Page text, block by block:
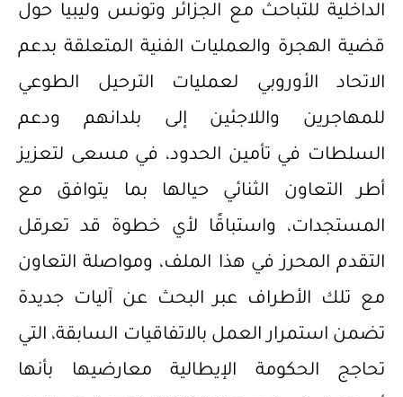
الداخلية للتباحث مع الجزائر وتونس وليبيا حول
قضية الهجرة والعمليات الفنية المتعلقة بدعم
الاتحاد الأوروبي لعمليات الترحيل الطوعي
للمهاجرين واللاجئين إلى بلدانهم ودعم
السلطات في تأمين الحدود، في مسعى لتعزيز
أطر التعاون الثنائي حيالها بما يتوافق مع
المستجدات، واستباقًا لأي خطوة قد تعرقل
التقدم المحرز في هذا الملف، ومواصلة التعاون
مع تلك الأطراف عبر البحث عن آليات جديدة
تضمن استمرار العمل بالاتفاقيات السابقة، التي
تحاجج الحكومة الإيطالية معارضيها بأنها